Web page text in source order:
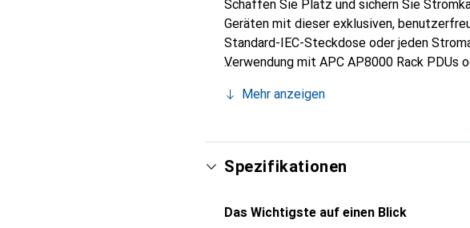
Schaffen Sie Platz und sichern Sie
Geräten mit dieser exklusiven,
Standard-IEC-Steckdose oder jeden
Verwendung mit APC AP8000 Rack PDUs
und Lasten fallen.
Mehr anzeigen
Spezifikationen
Das Wichtigste auf einen Blick